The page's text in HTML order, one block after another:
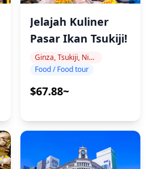
Jelajah Kuliner
Pasar Ikan Tsukiji!
Ginza, Tsukiji, Nihonbashi
Food / Food tour
$67.88~